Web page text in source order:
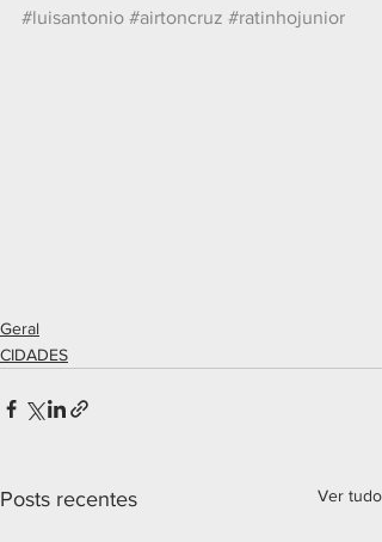
#luisantonio #airtoncruz #ratinhojunior
Geral
CIDADES
Posts recentes Ver tudo